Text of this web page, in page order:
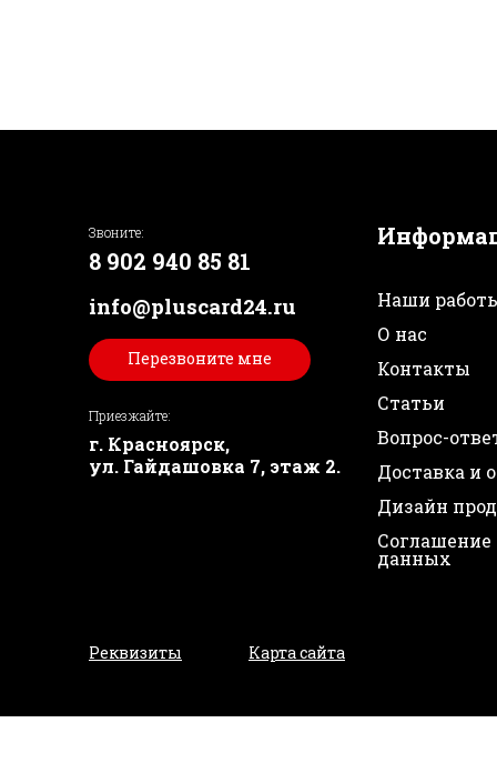
Звоните:
8 902 940 85 81
info@pluscard24.ru
Перезвоните мне
Приезжайте:
г. Красноярск,
ул. Гайдашовка 7, этаж 2.
Наши
О нас
Контакты
Статьи
Вопрос-
Доставка и
Дизайн
Соглашение
данных
Реквизиты Карта сайта